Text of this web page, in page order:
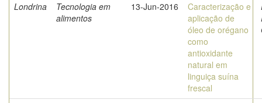
Londrina
Tecnologia em
alimentos
13-Jun-2016
Caracterização e
aplicação de
óleo de orégano
como
antioxidante
natural em
linguiça suína
frescal